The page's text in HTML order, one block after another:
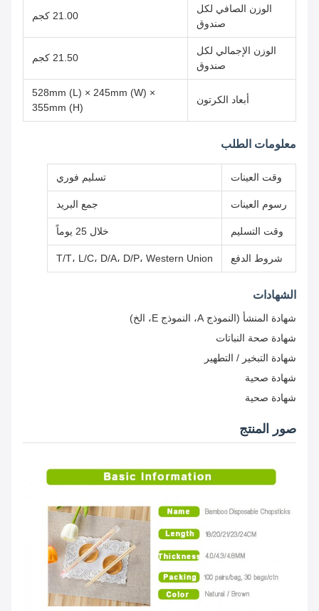
الوزن الصافي لكل
صندوق
21.00 كجم
الوزن الإجمالي لكل
صندوق
21.50 كجم
أبعاد الكرتون
528mm (L) × 245mm (W) ×
355mm (H)
معلومات الطلب
وقت العينات تسليم فوري
رسوم العينات جمع البريد
وقت التسليم
شروط الدفع T/T، L/C، D/A، D/P، Western Union
الشهادات
شهادة المنشأ (النموذج A، النموذج E، الخ)
شهادة صحة النباتات
شهادة التبخير / التطهير
شهادة صحية
شهادة صحية
صور المنتج